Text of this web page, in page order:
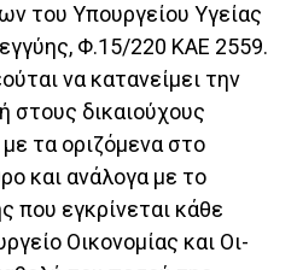
του Υπουργείου Υγείας
Φ.15/220 ΚΑΕ 2559.
να κατανείμει την
στους δικαιούχους
τα οριζόμενα στο
και ανάλογα με το
που εγκρί­νεται κάθε
Οικονομίας και Οι­